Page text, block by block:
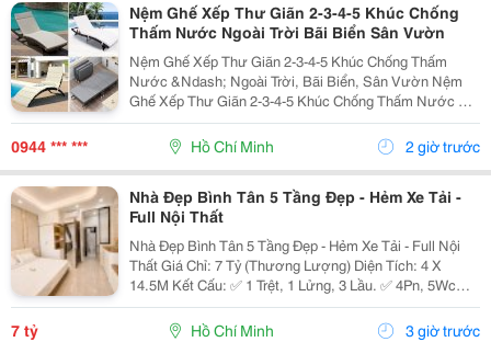
Nệm Ghế Xếp Thư Giãn 2-3-4-5 Khúc Chống
Thấm Nước Ngoài Trời Bãi Biển Sân Vườn
Nệm Ghế Xếp Thư Giãn 2-3-4-5 Khúc Chống Thấm
Nước &Ndash; Ngoài Trời, Bãi Biển, Sân Vườn Nệm
Ghế Xếp Thư Giãn 2-3-4-5 Khúc Chống Thấm Nước Có
Nhiều Mẫu, Kích Thước, Màu Sắc Và Chất Liệu Phù
Hợp Nhu Cầu Lựa Chọn. Sản Phẩm Hoàn Thiện Tỉ Mỉ,
Bền Đẹp,...
0944 *** *** Hồ Chí Minh 2 giờ trước
Nhà Đẹp Bình Tân 5 Tầng Đẹp - Hẻm Xe Tải -
Full Nội Thất
Nhà Đẹp Bình Tân 5 Tầng Đẹp - Hẻm Xe Tải - Full Nội
Thất Giá Chỉ: 7 Tỷ (Thương Lượng) Diện Tích: 4 X
14.5M Kết Cấu: ✅ 1 Trệt, 1 Lửng, 3 Lầu. ✅ 4Pn, 5Wc
(Có Thể Bố Trí 6Pn). ✅ Phòng Thờ, Phòng Giặt, Sân
Thượng. Hẻm Xe Tải, Gần Mặt Tiền, Thuận...
7 tỷ Hồ Chí Minh 3 giờ trước